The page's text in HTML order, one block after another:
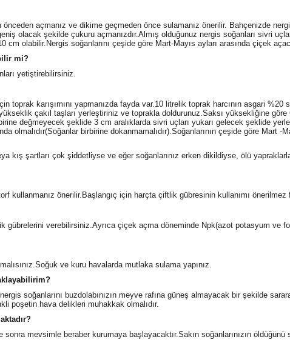
önceden açmanız ve dikime geçmeden önce sulamanız önerilir. Bahçenizde
olacak şekilde çukuru açmanızdır.Almış olduğunuz nergis soğanları sivri
cm olabilir.Nergis soğanlarını çeşide göre Mart-Mayıs ayları arasında çiçek
mi?
yetiştirebilirsiniz.
toprak karışımını yapmanızda fayda var.10 litrelik toprak harcının asgari
çakıl taşları yerleştiriniz ve toprakla doldurunuz.Saksı yüksekliğine
değmeyecek şeklide 3 cm aralıklarda sivri uçları yukarı gelecek şeklide
olmalıdır(Soğanlar birbirine dokanmamalıdır).Soğanlarının çeşide göre Mart
kış şartları çok şiddetliyse ve eğer soğanlarınız erken dikildiyse, ölü
kullanmanız önerilir.Başlangıç için harçta çiftlik gübresinin kullanımı
gübrelerini verebilirsiniz.Ayrıca çiçek açma döneminde Npk(azot potasyum ve
ve kuru havalarda mutlaka sulama yapınız.
soğanlarını buzdolabınızın meyve rafına güneş almayacak bir şekilde
poşetin hava delikleri muhakkak olmalıdır.
mevsimle beraber kurumaya başlayacaktır.Sakın soğanlarınızın